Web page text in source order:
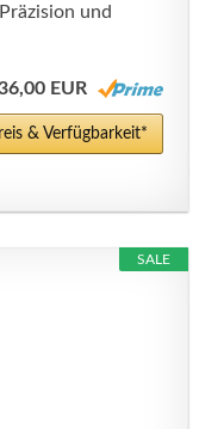
und
EUR
& Verfügbarkeit*
SALE